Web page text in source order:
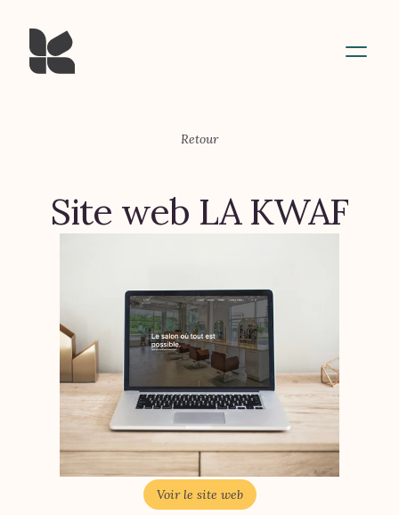
Retour
Site web LA KWAF
Voir le site web